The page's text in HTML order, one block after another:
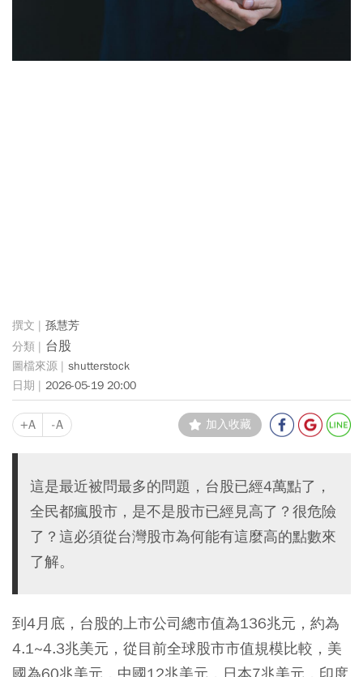
孫慧芳
台股
shutterstock
2026-05-19 20:00
+A -A 加入收藏
這是最近被問最多的問題，台股已經4萬點了，
全民都瘋股市，是不是股市已經見高了？很危險
了？這必須從台灣股市為何能有這麼高的點數來
了解。
到4月底，台股的上市公司總市值為136兆元，約為
4.1~4.3兆美元，從目前全球股市市值規模比較，美